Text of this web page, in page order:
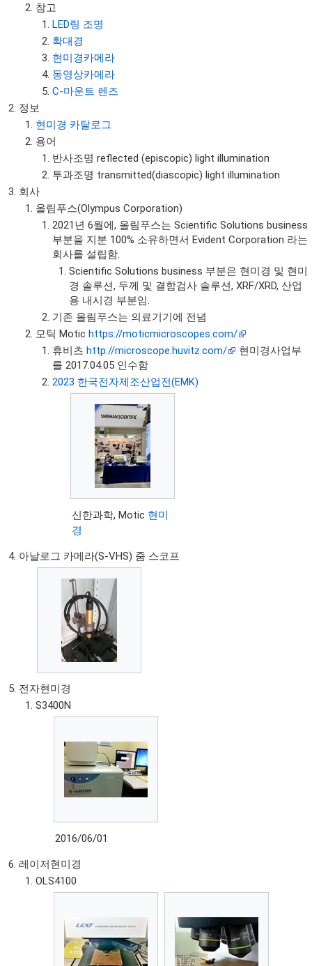
참고
LED링 조명
확대경
현미경카메라
동영상카메라
C-마운트 렌즈
정보
현미경 카탈로그
용어
반사조명 reflected (episcopic) light illumination
투과조명 transmitted(diascopic) light illumination
회사
올림푸스(Olympus Corporation)
2021년 6월에, 올림푸스는 Scientific Solutions business
부분을 지분 100% 소유하면서 Evident Corporation 라는
회사를 설립함.
Scientific Solutions business 부분은 현미경 및 현미
경 솔루션, 두께 및 결함검사 솔루션, XRF/XRD, 산업
용 내시경 부분임.
기존 올림푸스는 의료기기에 전념
모틱 Motichttps://moticmicroscopes.com/
휴비츠http://microscope.huvitz.com/
현미경사업부
를 2017.04.05 인수함
2023 한국전자제조산업전(EMK)
신한과학, Motic 현미
경
아날로그 카메라(S-VHS) 줌 스코프
전자현미경
S3400N
2016/06/01
레이저현미경
OLS4100